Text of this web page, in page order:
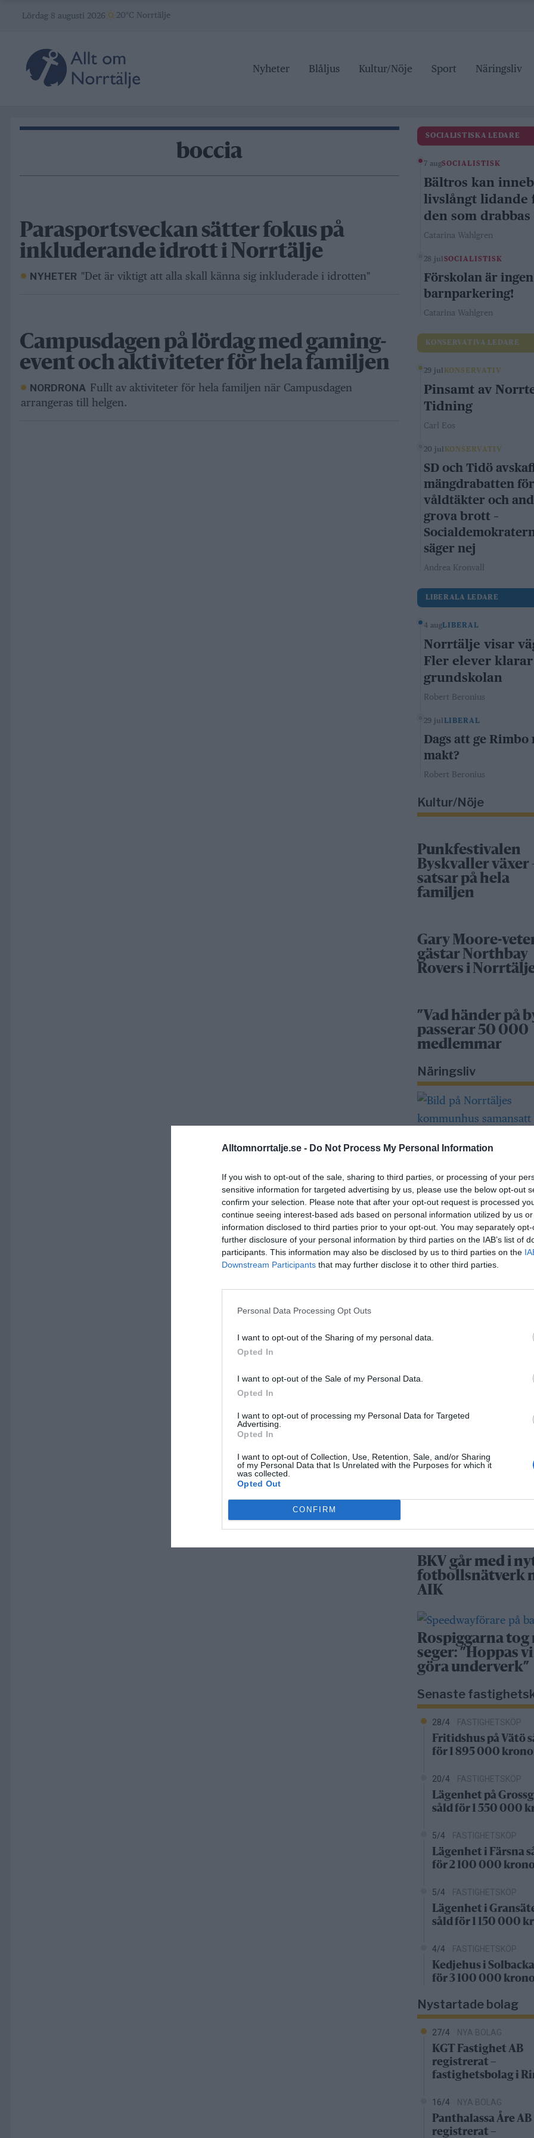
Alltomnorrtalje.se - Do Not Process My Personal Information
If you wish to opt-out of the sale, sharing to third parties, or processing of your
sensitive information for targeted advertising by us, please use the below opt-out
confirm your selection. Please note that after your opt-out request is processed
continue seeing interest-based ads based on personal information utilized by us
information disclosed to third parties prior to your opt-out. You may separately
further disclosure of your personal information by third parties on the IAB’s list of
participants. This information may also be disclosed by us to third parties on the
Downstream Participants that may further disclose it to other third parties.
Personal Data Processing Opt Outs
I want to opt-out of the Sharing of my personal data.
Opted In
I want to opt-out of the Sale of my Personal Data.
Opted In
I want to opt-out of processing my Personal Data for Targeted
Advertising.
Opted In
I want to opt-out of Collection, Use, Retention, Sale, and/or Sharing
of my Personal Data that Is Unrelated with the Purposes for which it
was collected.
Opted Out
CONFIRM
Lördag 8 augusti 2026 20°C Norrtälje
Nyheter Blåljus Kultur/Nöje Sport Näringsliv
boccia
Parasportsveckan sätter fokus på
inkluderande idrott i Norrtälje
NYHETER "Det är viktigt att alla skall känna sig inkluderade i idrotten"
Campusdagen på lördag med gaming-
event och aktiviteter för hela familjen
NORDRONA Fullt av aktiviteter för hela familjen när Campusdagen
arrangeras till helgen.
SOCIALISTISKA LEDARE
7 augSOCIALISTISK
Bältros kan
livslångt lidande
den som drabbas
Catarina Wahlgren
28 jul SOCIALISTISK
Förskolan är ingen
barnparkering!
Catarina Wahlgren
KONSERVATIVA LEDARE
29 jul KONSERVATIV
Pinsamt av
Tidning
Carl Eos
20 jul KONSERVATIV
SD och Tidö
mängdrabatten för
våldtäkter och
grova brott –
säger nej
Andrea Kronvall
LIBERALA LEDARE
4 augLIBERAL
Norrtälje visar
Fler elever klarar
grundskolan
Robert Beronius
29 jul LIBERAL
Dags att ge Rimbo
makt?
Robert Beronius
Kultur/Nöje
Punkfestivalen
Byskvaller växer
satsar på hela
familjen
Gary Moore-
gästar Northbay
Rovers i
”Vad händer på
passerar 50 000
medlemmar
Näringsliv
Så många är
Norrtälje
Bino Drummond
väljer
passersystem
för
BKV går med i
fotbollsnätverk
AIK
Rospiggarna tog
seger: ”Hoppas
göra underverk”
Senaste
28/4 FASTIGHETSKÖP
Fritidshus på Vätö
för 1 895 000
20/4 FASTIGHETSKÖP
Lägenhet på
såld för 1 550 000
5/4 FASTIGHETSKÖP
Lägenhet i Färsna
för 2 100 000
5/4 FASTIGHETSKÖP
Lägenhet i
såld för 1 150 000
4/4 FASTIGHETSKÖP
Kedjehus i
för 3 100 000
Nystartade bolag
27/4 NYA BOLAG
KGT Fastighet AB
registrerat –
fastighetsbolag i
16/4 NYA BOLAG
Panthalassa Åre AB
registrerat –